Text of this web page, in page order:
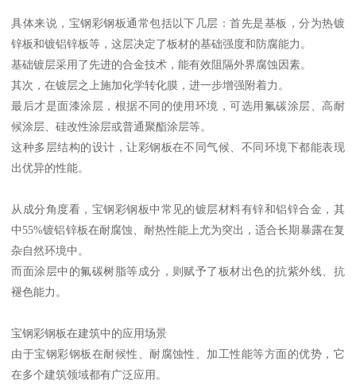
具体来说，宝钢彩钢板通常包括以下几层：首先是基板，分为热镀
锌板和镀铝锌板等，这层决定了板材的基础强度和防腐能力。
基础镀层采用了先进的合金技术，能有效阻隔外界腐蚀因素。
其次，在镀层之上施加化学转化膜，进一步增强附着力。
最后才是面漆涂层，根据不同的使用环境，可选用氟碳涂层、高耐
候涂层、硅改性涂层或普通聚酯涂层等。
这种多层结构的设计，让彩钢板在不同气候、不同环境下都能表现
出优异的性能。
从成分角度看，宝钢彩钢板中常见的镀层材料有锌和铝锌合金，其
中55%镀铝锌板在耐腐蚀、耐热性能上尤为突出，适合长期暴露在复
杂自然环境中。
而面涂层中的氟碳树脂等成分，则赋予了板材出色的抗紫外线、抗
褪色能力。
宝钢彩钢板在建筑中的应用场景
由于宝钢彩钢板在耐候性、耐腐蚀性、加工性能等方面的优势，它
在多个建筑领域都有广泛应用。